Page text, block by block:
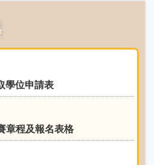
學位申請表
章程及報名表格